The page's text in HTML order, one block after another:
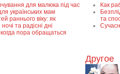
для малюка під час
українських мам
раннього віку: як
та радісні дні
пора обращаться
Как
та
Другое